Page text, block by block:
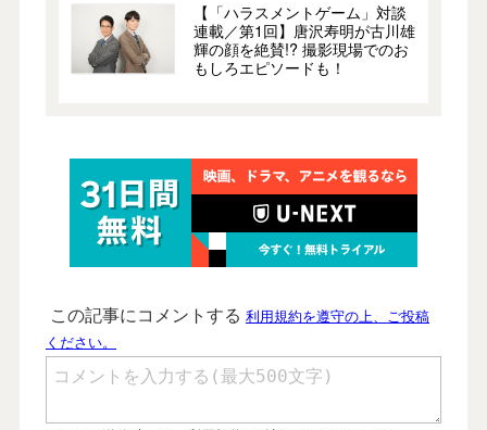
【「ハラスメントゲーム」対談
連載／第1回】唐沢寿明が古川雄
輝の顔を絶賛!? 撮影現場でのお
もしろエピソードも！